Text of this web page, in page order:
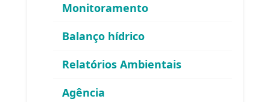
Monitoramento
Balanço hídrico
Relatórios Ambientais
Agência